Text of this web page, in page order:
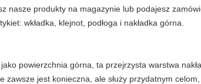
nasze produkty na magazynie lub podajesz
wkładka, klejnot, podłoga i nakładka górna.
powierzchnia górna, ta przejrzysta warstwa
zawsze jest konieczna, ale służy przydatnym